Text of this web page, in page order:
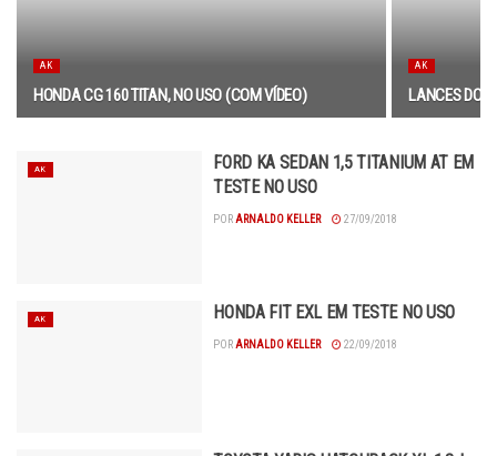
AK
HONDA CG 160 TITAN, NO USO (COM VÍDEO)
AK
LANCES DO
AK
FORD KA SEDAN 1,5 TITANIUM AT EM
TESTE NO USO
POR ARNALDO KELLER 27/09/2018
AK HONDA FIT EXL EM TESTE NO USO
POR ARNALDO KELLER 22/09/2018